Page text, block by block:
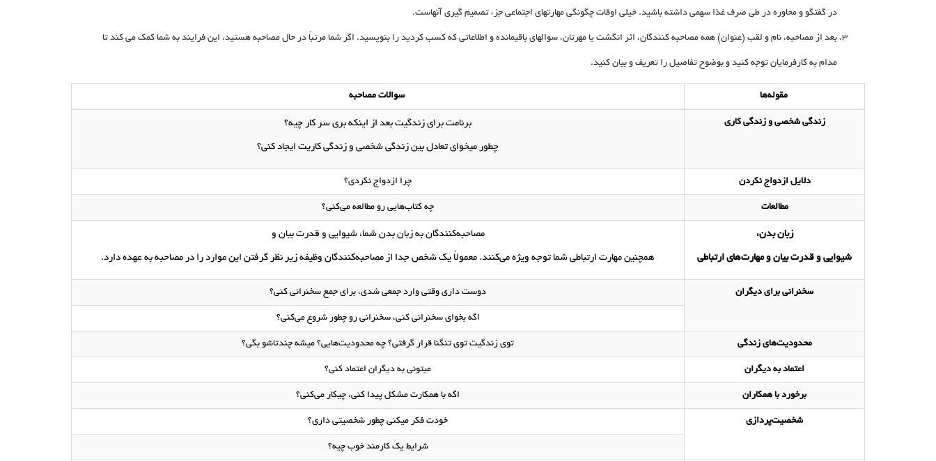
در گفتگو و محاوره در طی صرف غذا سهمی داشته باشید. خیلی اوقات چگونگی مهارتهای اجتماعی جزء تصمیم گیری آنهاست.
بعد از مصاحبه، نام و لقب (عنوان) همه مصاحبه کنندگان، اثر انگشت یا مهرتان، سوالهای باقیمانده و اطلاعاتی که کسب کردید را بنویسید. اگر شما مرتباً در حال مصاحبه هستید، این فرایند به شما کمک می کند تا
مدام به کارفرمایان توجه کنید و بوضوح تفاصیل را تعریف و بیان کنید.
مقوله‌ها سوالات مصاحبه
زندگی شخصی و زندگی کاری برنامت برای زندگیت بعد از اینکه بری سر کار چیه؟
چطور میخوای تعادل بین زندگی شخصی و زندگی کاریت ایجاد کنی؟
دلایل ازدواج نکردن چرا ازدواج نکردی؟
مطالعات چه کتاب‌هایی رو مطالعه می‌کنی؟
زبان بدن،
شیوایی و قدرت بیان و مهارت‌های ارتباطی
مصاحبه‌کنندگان به زبان بدن شما، شیوایی و قدرت بیان و
همچنین مهارت ارتباطی شما توجه ویژه می‌کنند. معمولاً یک شخص جدا از مصاحبه‌کنندگان وظیفه زیر نظر گرفتن این موارد را در مصاحبه به عهده دارد.
سخنرانی برای دیگران دوست داری وقتی وارد جمعی شدی، برای جمع سخنرانی کنی؟
اگه بخوای سخنرانی کنی، سخنرانی رو چطور شروع می‌کنی؟
محدودیت‌های زندگی توی زندگیت توی تنگنا قرار گرفتی؟ چه محدودیت‌هایی؟ میشه چندتاشو بگی؟
اعتماد به دیگران میتونی به دیگران اعتماد کنی؟
برخورد با همکاران اگه با همکارت مشکل پیدا کنی، چیکار می‌کنی؟
شخصیت‌پردازی خودت فکر میکنی چطور شخصیتی داری؟
شرایط یک کارمند خوب چیه؟